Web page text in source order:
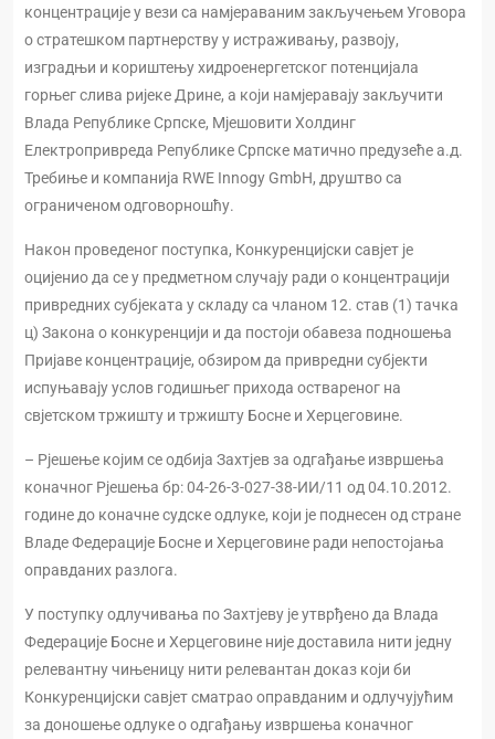
концентрације у вези са намјераваним закључењем Уговора
о стратешком партнерству у истраживању, развоју,
изградњи и кориштењу хидроенергетског потенцијала
горњег слива ријеке Дрине, а који намјеравају закључити
Влада Републике Српске, Мјешовити Холдинг
Електропривреда Републике Српске матично предузеће а.д.
Требиње и компанија RWE Innogy GmbH, друштво са
ограниченом одговорношћу.
Након проведеног поступка, Конкуренцијски савјет је
оцијенио да се у предметном случају ради о концентрацији
привредних субјеката у складу са чланом 12. став (1) тачка
ц) Закона о конкуренцији и да постоји обавеза подношења
Пријаве концентрације, обзиром да привредни субјекти
испуњавају услов годишњег прихода оствареног на
свјетском тржишту и тржишту Босне и Херцеговине.
– Рјешење којим се одбија Захтјев за одгађање извршења
коначног Рјешења бр: 04-26-3-027-38-ИИ/11 од 04.10.2012.
године до коначне судске одлуке, који је поднесен од стране
Владе Федерације Босне и Херцеговине ради непостојања
оправданих разлога.
У поступку одлучивања по Захтјеву је утврђено да Влада
Федерације Босне и Херцеговине није доставила нити једну
релевантну чињеницу нити релевантан доказ који би
Конкуренцијски савјет сматрао оправданим и одлучујућим
за доношење одлуке о одгађању извршења коначног